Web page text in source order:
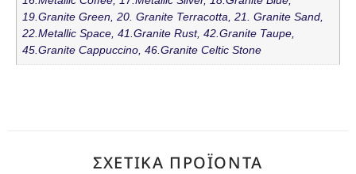
19.Granite Green, 20. Granite Terracotta, 21. Granite Sand,
22.Metallic Space, 41.Granite Rust, 42.Granite Taupe,
45.Granite Cappuccino, 46.Granite Celtic Stone
ΣΧΕΤΙΚΆ ΠΡΟΪΌΝΤΑ